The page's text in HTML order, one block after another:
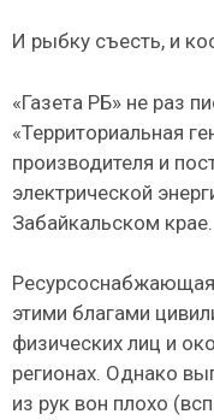
И рыбку съесть, и
«Газета РБ» не раз
«Территориальная
производителя и
электрической
Забайкальском крае.
Ресурсоснабжающая
этими благами
физических лиц и
регионах. Однако
из рук вон плохо